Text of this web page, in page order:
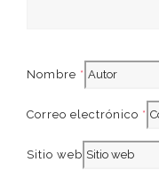
Nombre *
Correo electrónico *
Sitio web